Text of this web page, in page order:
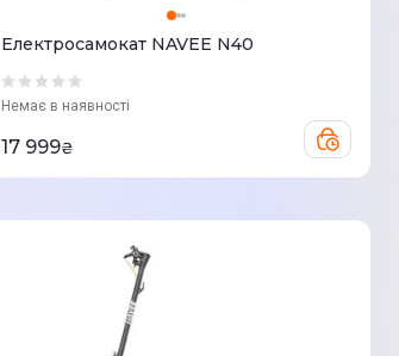
Електросамокат NAVEE N40
Немає в наявності
17 999₴